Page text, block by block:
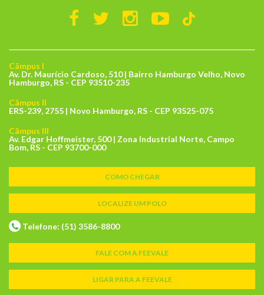
Câmpus I
Av. Dr. Maurício Cardoso, 510 | Bairro Hamburgo Velho, Novo
Hamburgo, RS - CEP 93510-235
Câmpus II
ERS-239, 2755 | Novo Hamburgo, RS - CEP 93525-075
Câmpus III
Av. Edgar Hoffmeister, 500 | Zona Industrial Norte, Campo
Bom, RS - CEP 93700-000
COMO CHEGAR
LOCALIZE UM POLO
Telefone: (51) 3586-8800
FALE COM A FEEVALE
LIGAR PARA A FEEVALE